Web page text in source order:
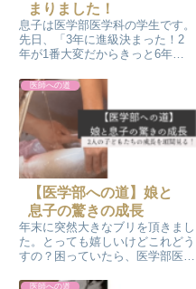
まりました！
息子は医学部医学科の学生です。
先日、「3年に進級決まった！2
年が1番大変だからきっと6年ま
すが…。中高と勉強せずに成績表
を隠す常習犯でしたので、勉強に
関して信用しておりませんが、取
りあえずホッとしたところです。
医師への道
【医学部への道】娘と
息子の驚きの成長
年末に突然大きなブリを頂きまし
た。とっても嬉しいけどこれどう
すの？困っていたら、医学部医学
して大きなブリをマルマル1匹捌
医師への道